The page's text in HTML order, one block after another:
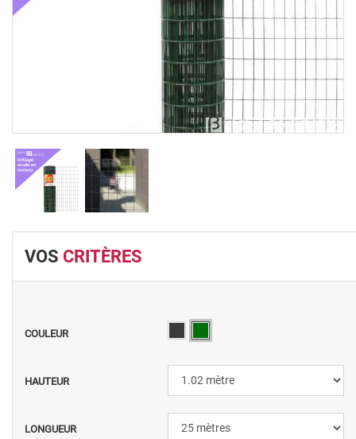
VOS CRITÈRES
COULEUR
HAUTEUR
LONGUEUR